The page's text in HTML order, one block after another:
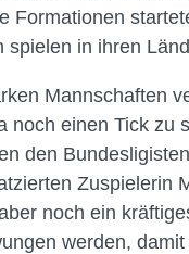
Formationen
in ihren
Mannschaften
noch einen Tick
den
Zuspielerin
noch ein
werden,